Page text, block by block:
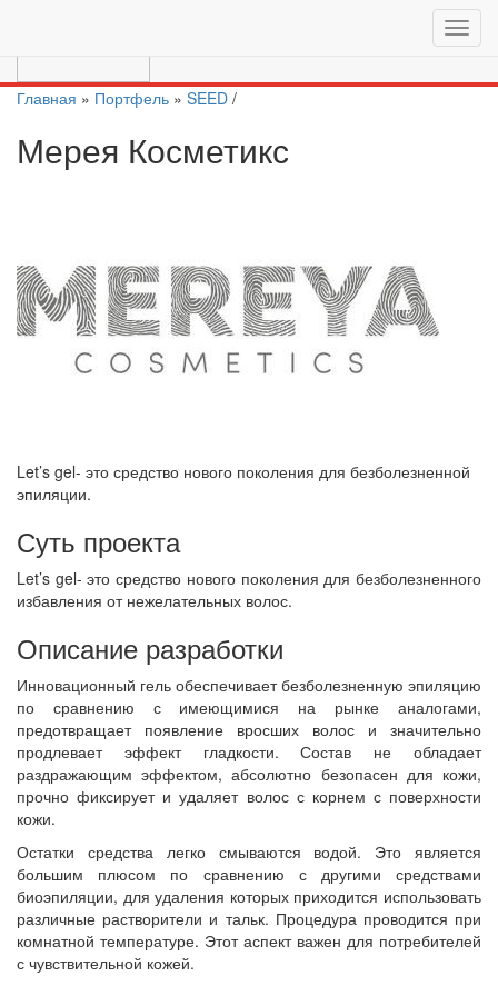
Главная » Портфель » SEED /
Мерея Косметикс
Let’s gel- это средство нового поколения для безболезненной
эпиляции.
Суть проекта
Let’s gel- это средство нового поколения для безболезненного
избавления от нежелательных волос.
Описание разработки
Инновационный гель обеспечивает безболезненную эпиляцию
по сравнению с имеющимися на рынке аналогами,
предотвращает появление вросших волос и значительно
продлевает эффект гладкости. Состав не обладает
раздражающим эффектом, абсолютно безопасен для кожи,
прочно фиксирует и удаляет волос с корнем с поверхности
кожи.
Остатки средства легко смываются водой. Это является
большим плюсом по сравнению с другими средствами
биоэпиляции, для удаления которых приходится использовать
различные растворители и тальк. Процедура проводится при
комнатной температуре. Этот аспект важен для потребителей
с чувствительной кожей.